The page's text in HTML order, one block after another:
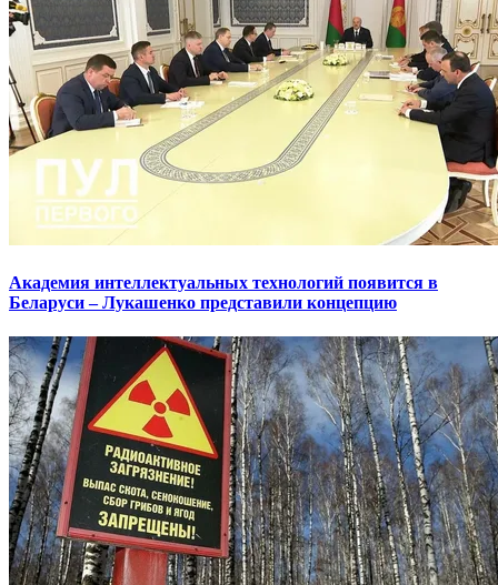
Академия интеллектуальных технологий появится в
Беларуси – Лукашенко представили концепцию